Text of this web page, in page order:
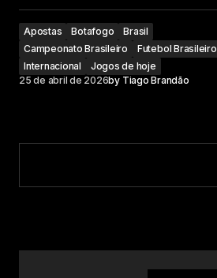
Apostas Botafogo
Brasil
Campeonato Brasileiro
Futebol Brasileiro
Internacional
Jogos de hoje
25 de abril de 2026by Tiago Brandão